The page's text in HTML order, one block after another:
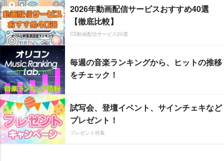
2026年動画配信サービスおすすめ40選
【徹底比較】
CS動画配信サービス20選
毎週の音楽ランキングから、ヒットの推移
をチェック！
試写会、登壇イベント、サインチェキなど
プレゼント！
プレゼント特集